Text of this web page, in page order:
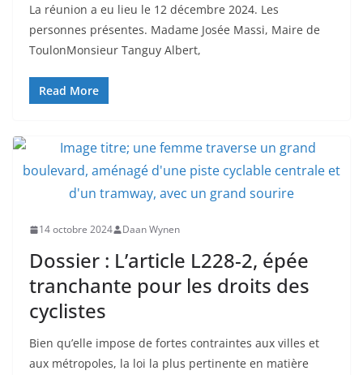
La réunion a eu lieu le 12 décembre 2024. Les
personnes présentes. Madame Josée Massi, Maire de
ToulonMonsieur Tanguy Albert,
Read More
14 octobre 2024 Daan Wynen
Dossier : L’article L228-2, épée
tranchante pour les droits des
cyclistes
Bien qu’elle impose de fortes contraintes aux villes et
aux métropoles, la loi la plus pertinente en matière